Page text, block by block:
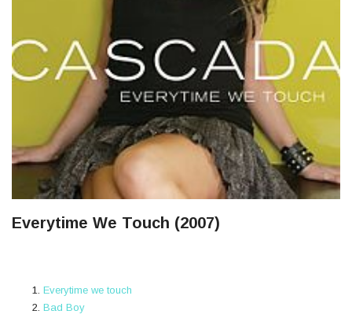
Everytime We Touch (2007)
Everytime we touch
Bad Boy